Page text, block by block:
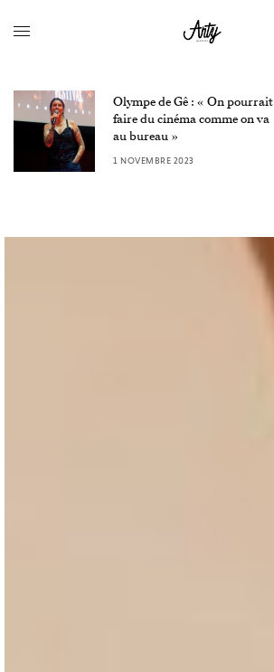
Olympe de Gê : « On pourrait
faire du cinéma comme on va
au bureau »
1 NOVEMBRE 2023